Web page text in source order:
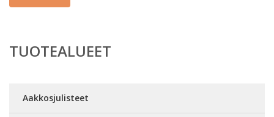
TUOTEALUEET
Aakkosjulisteet